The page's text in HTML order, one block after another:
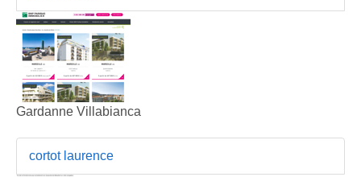
Gardanne Villabianca
cortot laurence